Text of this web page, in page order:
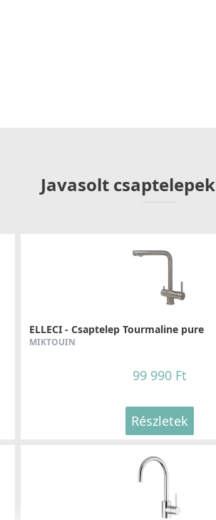
Javasolt
ELLECI - Csaptelep Tourmaline pure
MIKTOUIN
99 990 Ft
Részletek